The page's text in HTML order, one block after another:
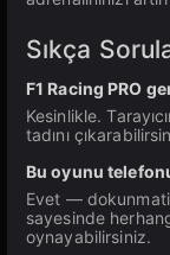
Sıkça
F1 Racing PRO
Kesinlikle.
tadını
Bu oyunu
Evet —
sayesinde
oynayabilirsiniz.